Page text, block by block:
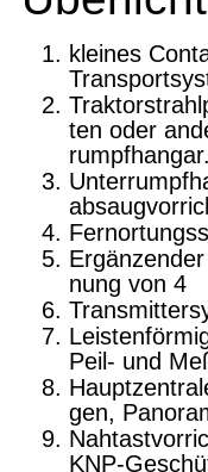
kleines
ten oder
rumpfhangar.
nung von 4
Peil- und
gen,
KNP-